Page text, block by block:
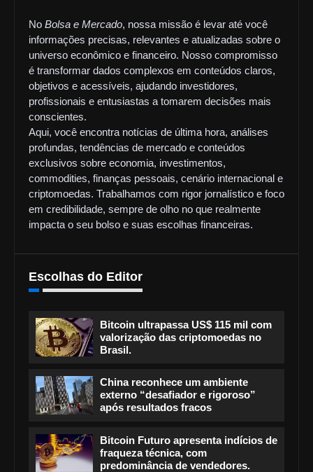
No Bolsa e Mercado, nossa missão é levar até você
informações precisas, relevantes e atualizadas sobre o
universo econômico e financeiro. Nosso compromisso
é transformar dados complexos em conteúdos claros,
objetivos e acessíveis, ajudando investidores,
profissionais e entusiastas a tomarem decisões mais
conscientes.
Aqui, você encontra notícias de última hora, análises
profundas, tendências de mercado e conteúdos
exclusivos sobre economia, investimentos,
commodities, finanças pessoais, cenário internacional e
criptomoedas. Trabalhamos com rigor jornalístico e foco
em credibilidade, sempre de olho no que realmente
impacta o seu bolso e suas escolhas financeiras.
Escolhas do Editor
Bitcoin ultrapassa US$ 115 mil com
valorização das criptomoedas no
Brasil.
China reconhece um ambiente
externo “desafiador e rigoroso”
após resultados fracos
Bitcoin Futuro apresenta indícios de
fraqueza técnica, com
predominância de vendedores.